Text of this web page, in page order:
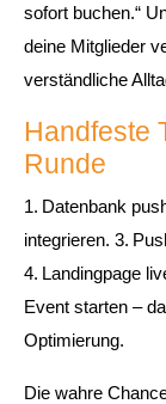
sofort buchen.“
deine Mitglieder
verständliche
Handfeste
Runde
1. Datenbank
integrieren. 3.
4. Landingpage
Event starten –
Optimierung.
Die wahre